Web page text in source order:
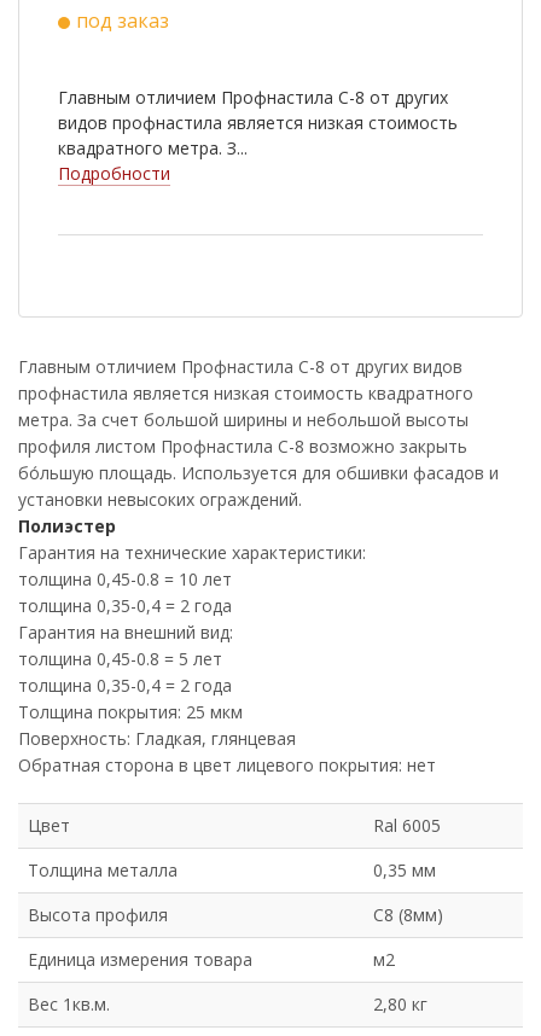
под заказ
Главным отличием Профнастила С-8 от других
видов профнастила является низкая стоимость
квадратного метра. З...
Подробности
Главным отличием Профнастила С-8 от других видов
профнастила является низкая стоимость квадратного
метра. За счет большой ширины и небольшой высоты
профиля листом Профнастила С-8 возможно закрыть
бо́льшую площадь. Используется для обшивки фасадов и
установки невысоких ограждений.
Полиэстер
Гарантия на технические характеристики:
толщина 0,45-0.8 = 10 лет
толщина 0,35-0,4 = 2 года
Гарантия на внешний вид:
толщина 0,45-0.8 = 5 лет
толщина 0,35-0,4 = 2 года
Толщина покрытия: 25 мкм
Поверхность: Гладкая, глянцевая
Обратная сторона в цвет лицевого покрытия: нет
Цвет
Ral 6005
Толщина металла
0,35 мм
Высота профиля
C8 (8мм)
Единица измерения товара
м2
Вес 1кв.м.
2,80 кг